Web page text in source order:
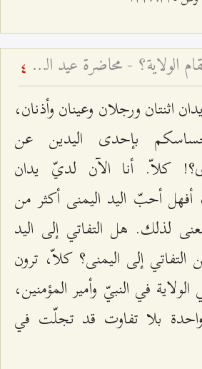
كيف نصل إلى مقام الولاية؟ - محاضرة عيد الغدير لعام ۱٤۲۵ هـ ق 4
اثنتان ورجلان وعينان وأذنان،
بإحدى اليدين عن
كلاّ. أنا الآن لديّ يدان
أفهل أحبّ اليد اليمنى أكثر من
لذلك. هل التفاتي إلى اليد
إلى اليمنى؟ كلاّ، ترون
في النبيّ وأمير المؤمنين،
بلا تفاوت قد تجلّت في